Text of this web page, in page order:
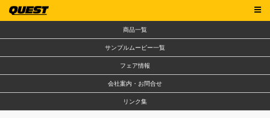
商品一覧
サンプルムービー一覧
フェア情報
会社案内・お問合せ
リンク集